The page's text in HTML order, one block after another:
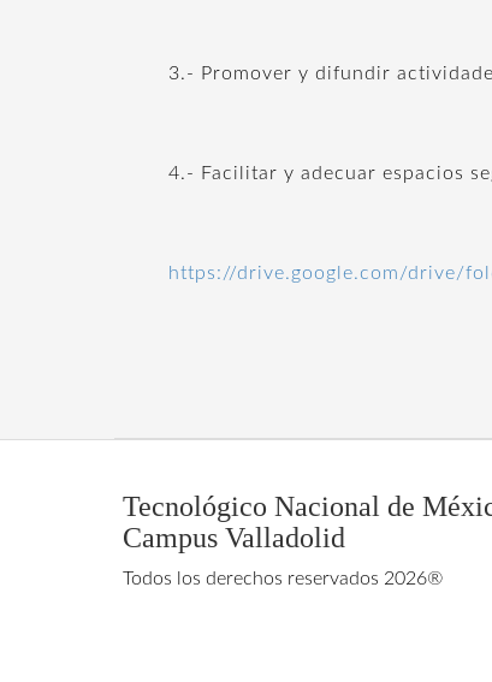
3.- Promover y difundir
4.- Facilitar y adecuar espacios
https://drive.google.com/drive/
Tecnológico Nacional de
Campus Valladolid
Todos los derechos reservados 2026®